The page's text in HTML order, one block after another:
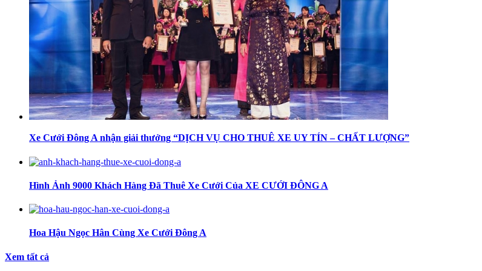
Xe Cưới Đông A nhận giải thưởng “DỊCH VỤ CHO THUÊ XE UY TÍN – CHẤT LƯỢNG”
Hình Ảnh 9000 Khách Hàng Đã Thuê Xe Cưới Của XE CƯỚI ĐÔNG A
Hoa Hậu Ngọc Hân Cùng Xe Cưới Đông A
Xem tất cả